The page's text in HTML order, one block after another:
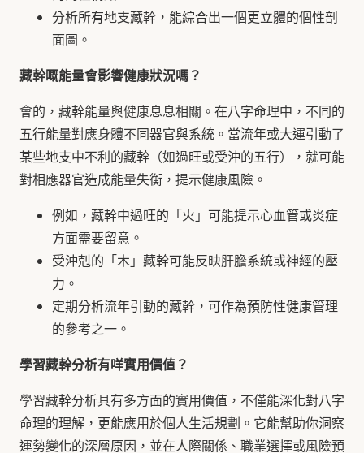
分析所有地支藏幹，能綜合出一個更立體的個性剖
面圖。
藏幹嘅能量會影響健康狀況嗎？
會的，藏幹能量與健康息息相關。在八字命理中，不同的
五行能量對應身體不同器官與系統。當流年或大運引動了
某些地支中不利的藏幹（如過旺或受沖的五行），就可能
對相應器官造成能量失衡，提示健康風險。
例如，藏幹中過旺的「火」可能提示心血管或炎症
方面需要留意。
受沖剋的「木」藏幹可能反映肝膽系統或神經的壓
力。
定期分析流年引動的藏幹，可作為預防性健康管理
的參考之一。
學習藏幹分析有咩實用價值？
學習藏幹分析具有多方面的實用價值，不僅能深化對八字
命理的理解，更能應用於個人生活規劃。它能幫助你洞察
運勢變化的深層原因，並在人際關係、職業選擇或風險預